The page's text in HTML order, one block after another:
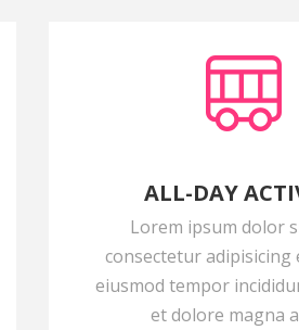
ALL-DAY
Lorem ipsum dolor
consectetur adipisicing
eiusmod tempor
et dolore magna